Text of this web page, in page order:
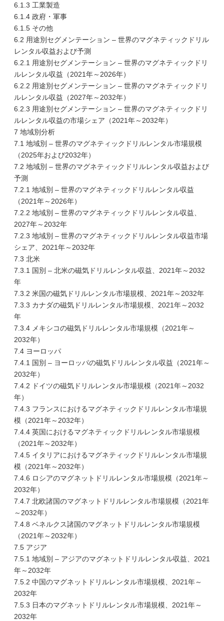
6.1.3 工業製造
6.1.4 政府・軍事
6.1.5 その他
6.2 用途別セグメンテーション – 世界のマグネティックドリル
レンタル収益および予測
6.2.1 用途別セグメンテーション – 世界のマグネティックドリ
ルレンタル収益（2021年～2026年）
6.2.2 用途別セグメンテーション – 世界のマグネティックドリ
ルレンタル収益（2027年～2032年）
6.2.3 用途別セグメンテーション – 世界のマグネティックドリ
ルレンタル収益の市場シェア（2021年～2032年）
7 地域別分析
7.1 地域別 – 世界のマグネティックドリルレンタル市場規模
（2025年および2032年）
7.2 地域別 – 世界のマグネティックドリルレンタル収益および
予測
7.2.1 地域別 – 世界のマグネティックドリルレンタル収益
（2021年～2026年）
7.2.2 地域別 – 世界のマグネティックドリルレンタル収益、
2027年～2032年
7.2.3 地域別 – 世界のマグネティックドリルレンタル収益市場
シェア、2021年～2032年
7.3 北米
7.3.1 国別 – 北米の磁気ドリルレンタル収益、2021年～2032
年
7.3.2 米国の磁気ドリルレンタル市場規模、2021年～2032年
7.3.3 カナダの磁気ドリルレンタル市場規模、2021年～2032
年
7.3.4 メキシコの磁気ドリルレンタル市場規模（2021年～
2032年）
7.4 ヨーロッパ
7.4.1 国別 – ヨーロッパの磁気ドリルレンタル収益（2021年～
2032年）
7.4.2 ドイツの磁気ドリルレンタル市場規模（2021年～2032
年）
7.4.3 フランスにおけるマグネティックドリルレンタル市場規
模（2021年～2032年）
7.4.4 英国におけるマグネティックドリルレンタル市場規模
（2021年～2032年）
7.4.5 イタリアにおけるマグネティックドリルレンタル市場規
模（2021年～2032年）
7.4.6 ロシアのマグネットドリルレンタル市場規模（2021年～
2032年）
7.4.7 北欧諸国のマグネットドリルレンタル市場規模（2021年
～2032年）
7.4.8 ベネルクス諸国のマグネットドリルレンタル市場規模
（2021年～2032年）
7.5 アジア
7.5.1 地域別 – アジアのマグネットドリルレンタル収益、2021
年～2032年
7.5.2 中国のマグネットドリルレンタル市場規模、2021年～
2032年
7.5.3 日本のマグネットドリルレンタル市場規模、2021年～
2032年